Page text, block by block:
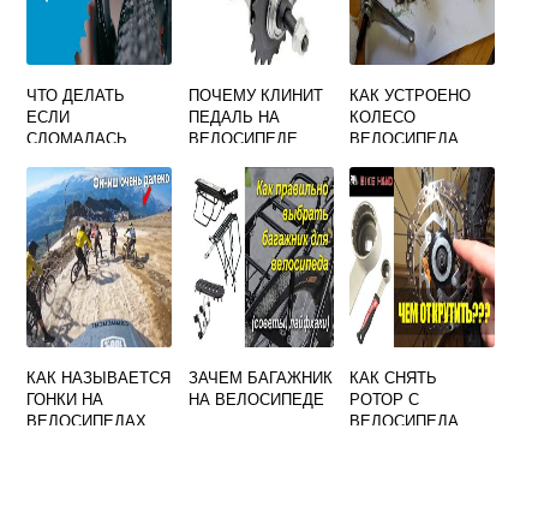
ЧТО ДЕЛАТЬ
ЕСЛИ
СЛОМАЛАСЬ
ВЕЛОСИПЕДЕ
ПОЧЕМУ КЛИНИТ
ПЕДАЛЬ НА
ВЕЛОСИПЕДЕ
КАК УСТРОЕНО
КОЛЕСО
ВЕЛОСИПЕДА
КАК НАЗЫВАЕТСЯ
ГОНКИ НА
ВЕЛОСИПЕДАХ
ЗАЧЕМ БАГАЖНИК
НА ВЕЛОСИПЕДЕ
КАК СНЯТЬ
РОТОР С
ВЕЛОСИПЕДА